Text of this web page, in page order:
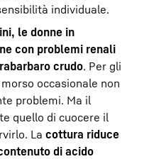
individuale.
le donne in
con problemi renali
crudo. Per gli
occasionale non
problemi. Ma il
quello di cuocere il
La cottura riduce
di acido